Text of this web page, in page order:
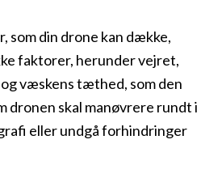
som din drone kan dække,
faktorer, herunder vejret,
væskens tæthed, som den
dronen skal manøvrere rundt i
eller undgå forhindringer